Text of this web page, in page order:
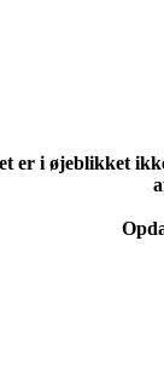
er i øjeblikket